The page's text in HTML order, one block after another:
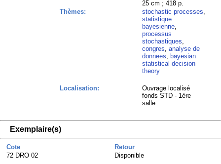
25 cm ; 418 p.
Thèmes:
stochastic processes,
statistique
bayesienne,
processus
stochastiques,
congres,analyse de
donnees, bayesian
statistical decision
theory
Localisation:
Ouvrage localisé
fonds STD - 1ère
salle
Exemplaire(s)
Cote
Retour
72 DRO 02
Disponible